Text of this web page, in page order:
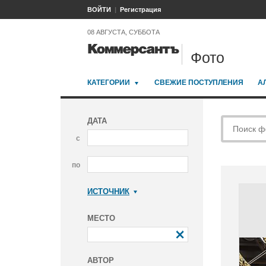
ВОЙТИ Регистрация
08 АВГУСТА, СУББОТА
Фото
КАТЕГОРИИ СВЕЖИЕ ПОСТУПЛЕНИЯ
ДАТА
с
по
ИСТОЧНИК
МЕСТО
АВТОР